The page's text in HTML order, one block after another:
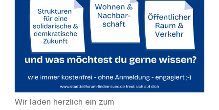
Wir laden herzlich ein zum